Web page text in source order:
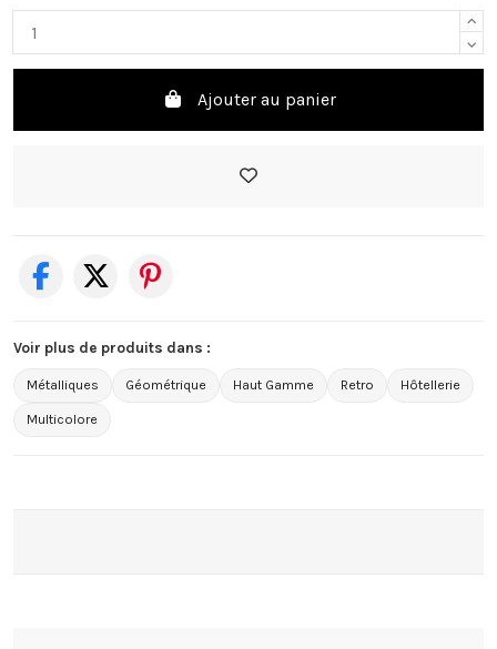
Ajouter au panier
Voir plus de produits dans :
Métalliques Géométrique Haut Gamme Retro Hôtellerie
Multicolore